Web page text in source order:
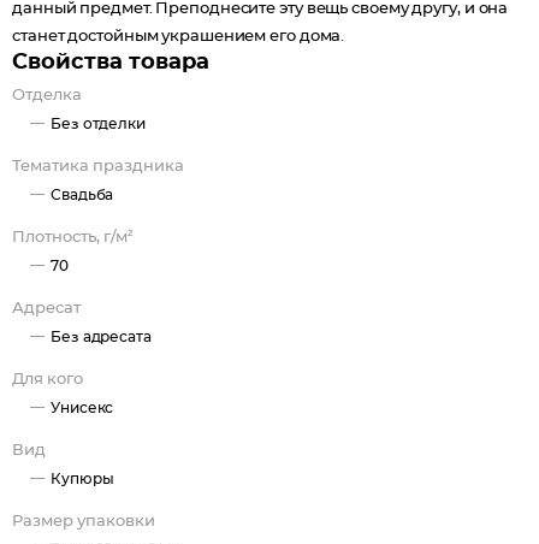
данный предмет. Преподнесите эту вещь своему другу, и она
станет достойным украшением его дома.
Свойства товара
Отделка
Без отделки
Тематика праздника
Свадьба
Плотность, г/м²
70
Адресат
Без адресата
Для кого
Унисекс
Вид
Купюры
Размер упаковки